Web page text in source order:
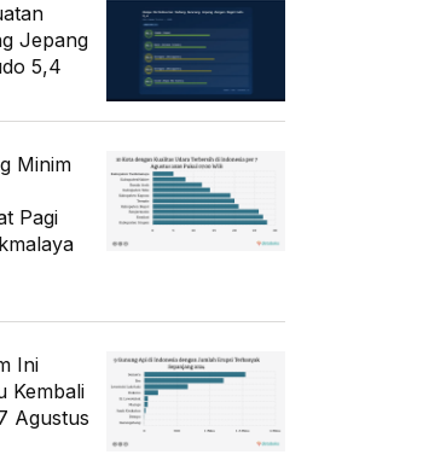
Jepang
5,4
Minim
Pagi
Ini
Kembali
Agustus